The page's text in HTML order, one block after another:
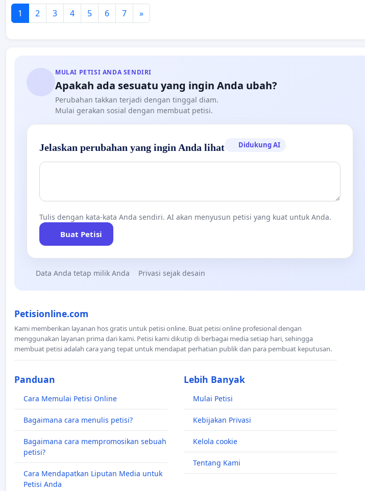
1 2 3 4 5 6 7 »
MULAI PETISI ANDA SENDIRI
Apakah ada sesuatu yang ingin Anda ubah?
Perubahan takkan terjadi dengan tinggal diam.
Mulai gerakan sosial dengan membuat petisi.
Jelaskan perubahan yang ingin Anda lihat Didukung AI
Tulis dengan kata-kata Anda sendiri. AI akan menyusun petisi yang kuat untuk Anda.
Buat Petisi
Data Anda tetap milik Anda Privasi sejak desain
Petisionline.com
Kami memberikan layanan hos gratis untuk petisi online. Buat petisi online profesional dengan
menggunakan layanan prima dari kami. Petisi kami dikutip di berbagai media setiap hari, sehingga
membuat petisi adalah cara yang tepat untuk mendapat perhatian publik dan para pembuat keputusan.
Panduan
Cara Memulai Petisi Online
Bagaimana cara menulis petisi?
Bagaimana cara mempromosikan sebuah
petisi?
Cara Mendapatkan Liputan Media untuk
Petisi Anda
Lebih Banyak
Mulai Petisi
Kebijakan Privasi
Kelola cookie
Tentang Kami